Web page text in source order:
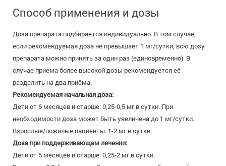
Способ применения и дозы
Доза препарата подбирается индивидуально. В том случае,
если рекомендуемая доза не превышает 1 мг/сутки, всю дозу
препарата можно принять за один раз (единовременно). В
случае приема более высокой дозы рекомендуется её
разделить на два приёма.
Рекомендуемая начальная доза:
Дети от 6 месяцев и старше: 0,25-0,5 мг в сутки. При
необходимости доза может быть увеличена до 1 мг/сутки.
Взрослые/пожилые пациенты: 1-2 мг в сутки.
Доза при поддерживающем лечении:
Дети от 6 месяцев и старше: 0,25-2 мг в сутки.